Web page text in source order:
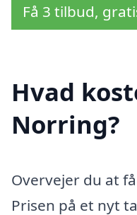
Få 3 tilbud,
Hvad
Norring?
Overvejer du at
Prisen på et nyt